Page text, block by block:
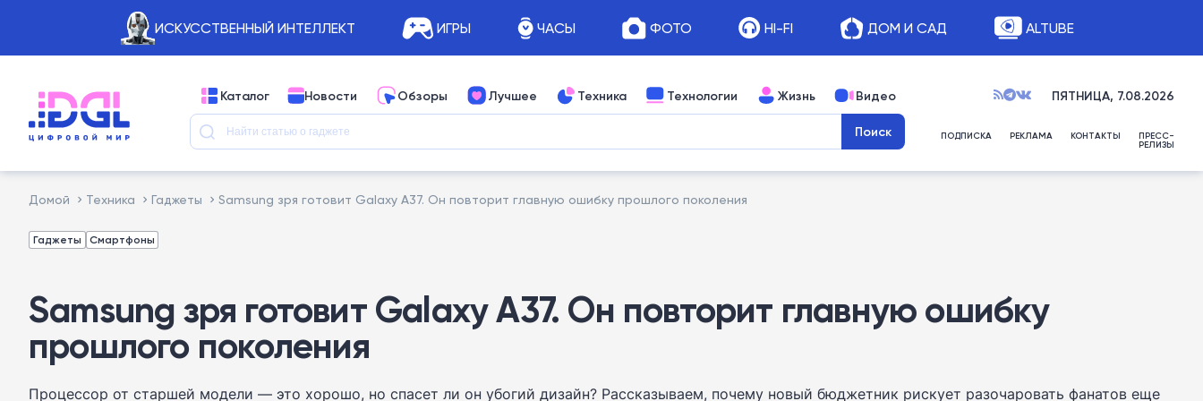
ИСКУССТВЕННЫЙ ИНТЕЛЛЕКТ ИГРЫ ЧАСЫ ФОТО HI-FI ДОМ И САД ALTUBE
Каталог Новости Обзоры Лучшее Техника Технологии Жизнь Видео ПЯТНИЦА, 7.08.2026
ПОДПИСКА РЕКЛАМА КОНТАКТЫ ПРЕСС-
РЕЛИЗЫ
Домой Техника Гаджеты Samsung зря готовит Galaxy A37. Он повторит главную ошибку прошлого поколения
Гаджеты Смартфоны
Samsung зря готовит Galaxy A37. Он повторит главную ошибку
прошлого поколения
Процессор от старшей модели — это хорошо, но спасет ли он убогий дизайн? Рассказываем, почему новый бюджетник рискует разочаровать фанатов еще